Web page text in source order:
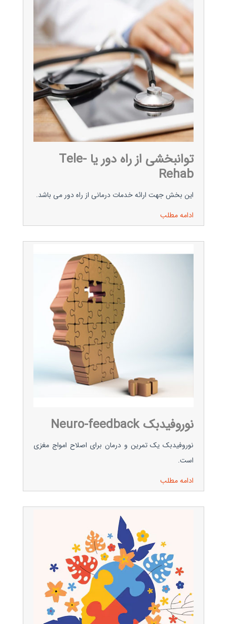
توانبخشی از راه دور یا Tele-
Rehab
این بخش جهت ارائه خدمات درمانی از راه دور می باشد.
ادامه مطلب
نوروفیدبک Neuro-feedback
نوروفیدبک یک تمرین و درمان برای اصلاح امواج مغزی
است.
ادامه مطلب